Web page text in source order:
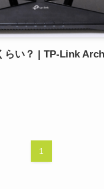
らい？ | TP-Link
1